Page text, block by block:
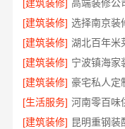
[建筑装修]
[建筑装修] 选择南京装
[建筑装修]
[建筑装修]
[建筑装修]
[生活服务]
[建筑装修]